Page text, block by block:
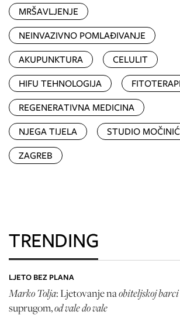
MRŠAVLJENJE
NEINVAZIVNO POMLAĐIVANJE
AKUPUNKTURA
CELULIT
HIFU TEHNOLOGIJA
REGENERATIVNA MEDICINA
NJEGA TIJELA
STUDIO MOČINIĆ
ZAGREB
TRENDING
LJETO BEZ PLANA
Marko Tolja: Ljetovanje naobiteljskoj barci
suprugom,od vale do vale